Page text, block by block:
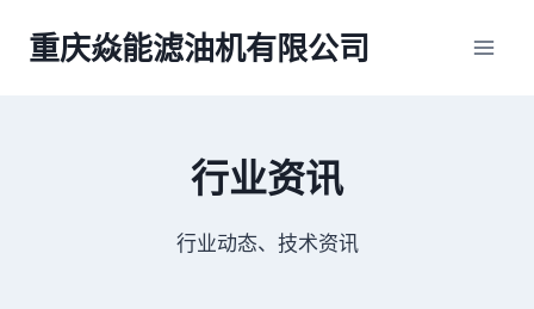
重庆焱能滤油机有限公司
行业资讯
行业动态、技术资讯